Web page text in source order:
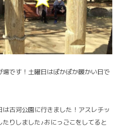
です！土曜日はぽかぽか暖かい日で
古河公園に行きました！アスレチッ
りしました♪おにっごこをしてると